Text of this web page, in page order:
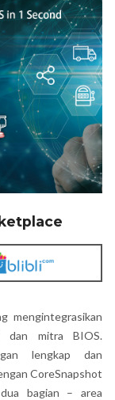
mengintegrasikan
dan mitra BIOS.
lengkap dan
CoreSnapshot
bagian – area